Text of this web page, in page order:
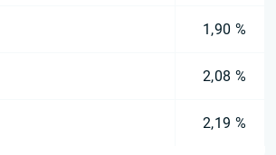
1,90 %
2,08 %
2,19 %